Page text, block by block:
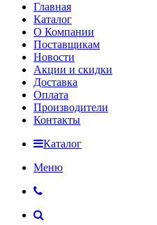
Главная
Каталог
О Компании
Поставщикам
Новости
Акции и скидки
Доставка
Оплата
Производители
Контакты
Каталог
Меню